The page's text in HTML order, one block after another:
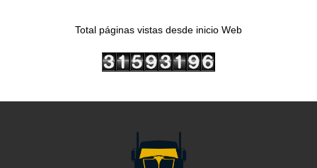
Total páginas vistas desde inicio Web